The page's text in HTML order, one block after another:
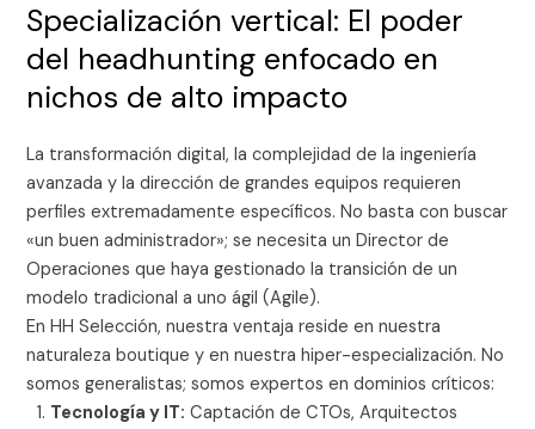
Specialización vertical: El poder
del headhunting enfocado en
nichos de alto impacto
La transformación digital, la complejidad de la ingeniería
avanzada y la dirección de grandes equipos requieren
perfiles extremadamente específicos. No basta con buscar
«un buen administrador»; se necesita un Director de
Operaciones que haya gestionado la transición de un
modelo tradicional a uno ágil (Agile).
En HH Selección, nuestra ventaja reside en nuestra
naturaleza boutique y en nuestra hiper-especialización. No
somos generalistas; somos expertos en dominios críticos:
Tecnología y IT: Captación de CTOs, Arquitectos